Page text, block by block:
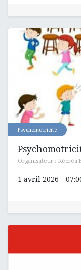
Psychomotricité
Organisateur :
1 avril 2026 -